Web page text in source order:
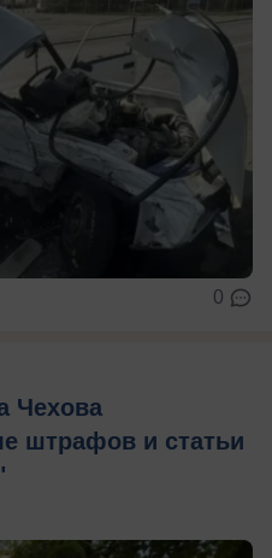
0
Чехова
штрафов и статьи